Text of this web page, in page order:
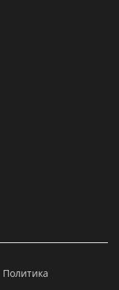
Политика